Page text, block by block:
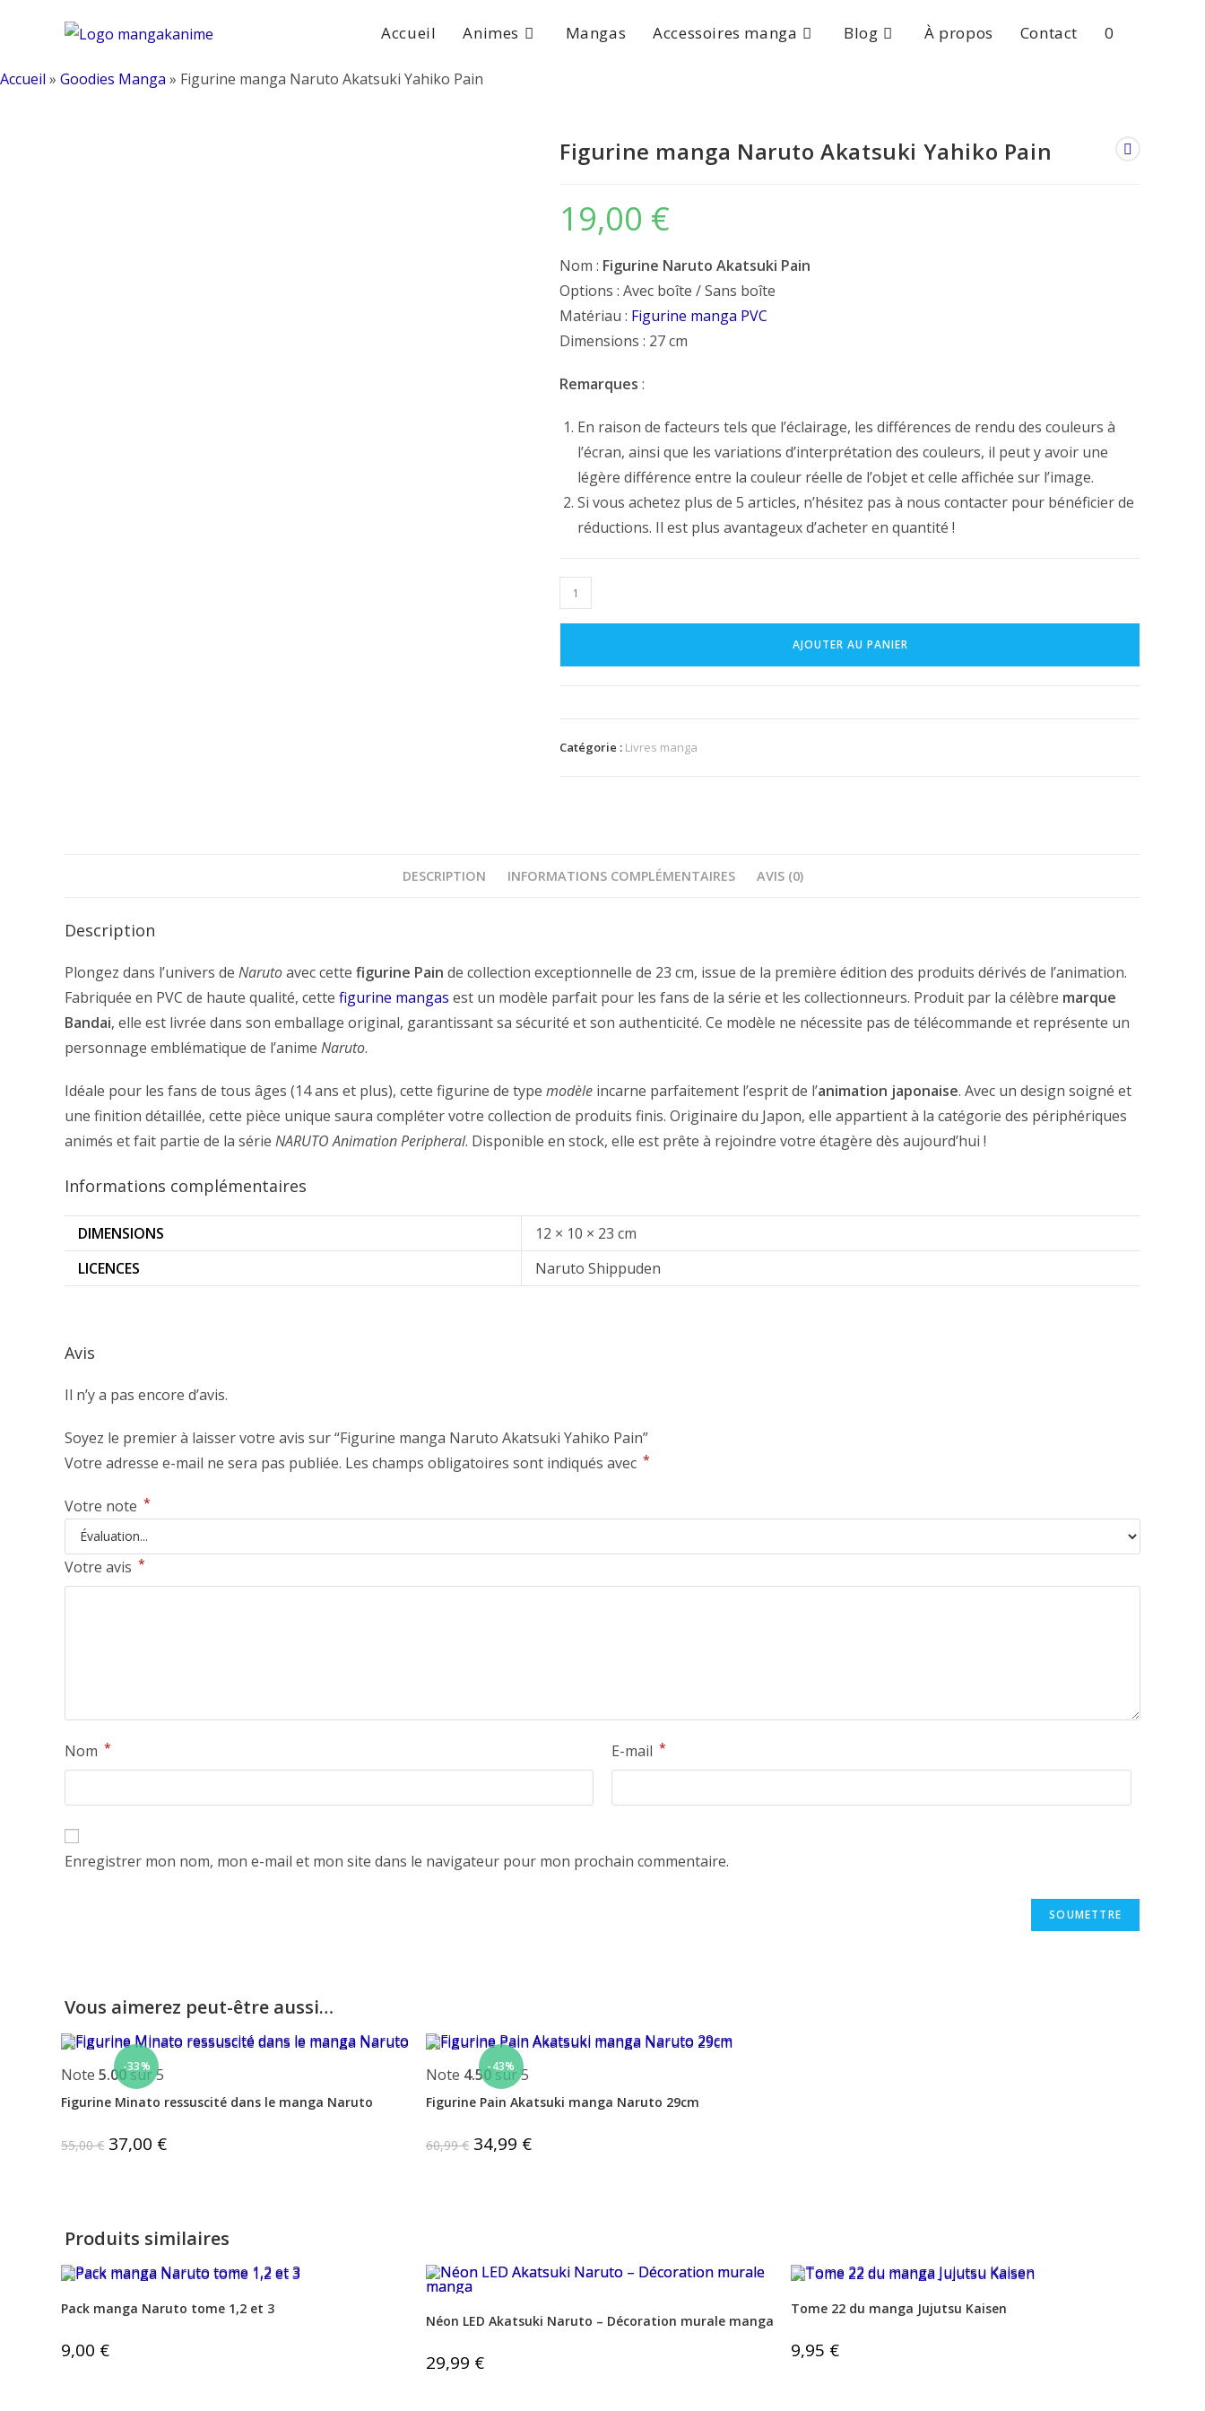
Accueil Animes Mangas Accessoires manga Blog À propos Contact 0
Accueil » Goodies Manga » Figurine manga Naruto Akatsuki Yahiko Pain
Figurine manga Naruto Akatsuki Yahiko Pain
19,00 €
Nom : Figurine Naruto Akatsuki Pain
Options : Avec boîte / Sans boîte
Matériau : Figurine manga PVC
Dimensions : 27 cm
Remarques :
En raison de facteurs tels que l’éclairage, les différences de rendu des couleurs à
l’écran, ainsi que les variations d’interprétation des couleurs, il peut y avoir une
légère différence entre la couleur réelle de l’objet et celle affichée sur l’image.
Si vous achetez plus de 5 articles, n’hésitez pas à nous contacter pour bénéficier de
réductions. Il est plus avantageux d’acheter en quantité !
quantité
de
Pain
AJOUTER AU PANIER
Catégorie : Livres manga
DESCRIPTION INFORMATIONS COMPLÉMENTAIRES AVIS (0)
Description
Plongez dans l’univers de Narutoavec cette figurine Pain de collection exceptionnelle de 23 cm, issue de la première édition des produits dérivés de l’animation.
Fabriquée en PVC de haute qualité, cette figurine mangas est un modèle parfait pour les fans de la série et les collectionneurs. Produit par la célèbre marque
Bandai, elle est livrée dans son emballage original, garantissant sa sécurité et son authenticité. Ce modèle ne nécessite pas de télécommande et représente un
personnage emblématique de l’anime Naruto.
Idéale pour les fans de tous âges (14 ans et plus), cette figurine de type modèle incarne parfaitement l’esprit de l’animation japonaise. Avec un design soigné et
une finition détaillée, cette pièce unique saura compléter votre collection de produits finis. Originaire du Japon, elle appartient à la catégorie des périphériques
animés et fait partie de la série NARUTO Animation Peripheral. Disponible en stock, elle est prête à rejoindre votre étagère dès aujourd’hui !
Informations complémentaires
DIMENSIONS
12 × 10 × 23 cm
LICENCES
Naruto Shippuden
Avis
Il n’y a pas encore d’avis.
Soyez le premier à laisser votre avis sur “Figurine manga Naruto Akatsuki Yahiko Pain”
Votre adresse e-mail ne sera pas publiée. Les champs obligatoires sont indiqués avec *
Votre note *
Votre avis *
Nom * E-mail *
Enregistrer mon nom, mon e-mail et mon site dans le navigateur pour mon prochain commentaire.
Vous aimerez peut-être aussi…
-33%
Note5.00sur 5
Figurine Minato ressuscité dans le manga Naruto
55,00€ Le
prix
37,00 €Le
prix
-43%
Note 4.50sur 5
Figurine Pain Akatsuki manga Naruto 29cm
60,99€ Le
prix
34,99 €Le
prix
Produits similaires
Pack manga Naruto tome 1,2 et 3
9,00 €
Néon LED Akatsuki Naruto – Décoration murale manga
29,99 €
Tome 22 du manga Jujutsu Kaisen
9,95 €